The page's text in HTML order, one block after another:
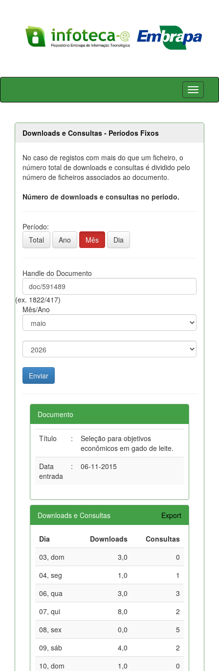
Skip
Downloads e Consultas - Períodos Fixos
No caso de registos com mais do que um ficheiro, o
número total de downloads e consultas é dividido pelo
número de ficheiros associados ao documento.
Número de downloads e consultas no período.
Período:
Total
Ano Mês Dia
Handle do Documento
(ex. 1822/417)
Mês/Ano
Documento
Título :
Seleção para objetivos
econômicos em gado de leite.
Data
entrada
: 06-11-2015
Downloads e Consultas Export
Dia Downloads
Consultas
03, dom
3,0
0
04, seg
1,0
1
06, qua
3,0
3
07, qui
8,0
2
08, sex
0,0
5
09, sáb
4,0
2
10, dom
1,0
0